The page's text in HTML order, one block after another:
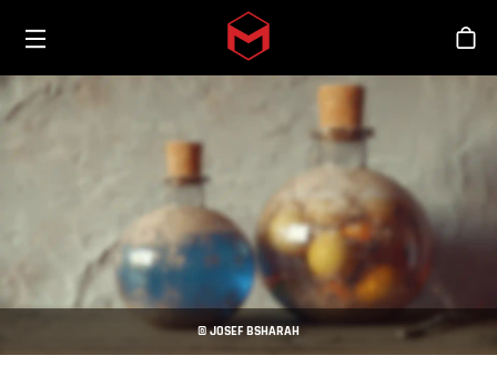
Skip to main content
© JOSEF BSHARAH